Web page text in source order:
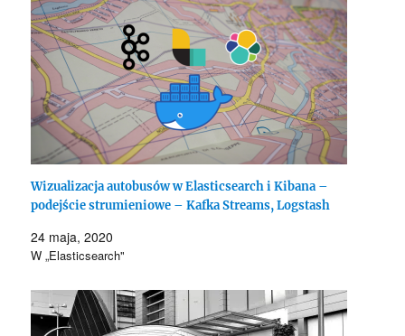
Wizualizacja autobusów w Elasticsearch i Kibana –
podejście strumieniowe – Kafka Streams, Logstash
24 maja, 2020
W „Elasticsearch"